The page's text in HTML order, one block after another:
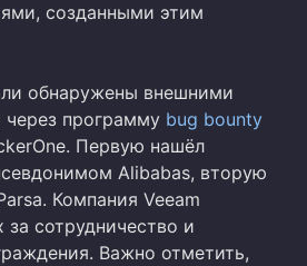
созданными этим
обнаружены внешними
через программу bug bounty
Первую нашёл
Alibabas, вторую
Компания Veeam
за сотрудничество и
Важно отметить,